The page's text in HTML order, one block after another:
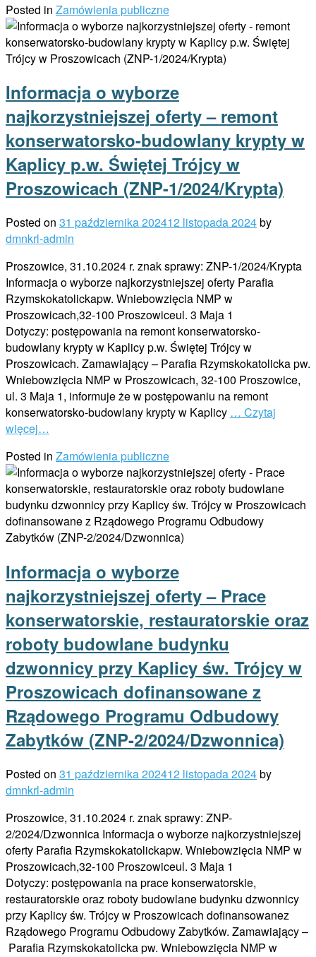
Posted in Zamówienia publiczne
Informacja o wyborze
najkorzystniejszej oferty – remont
konserwatorsko-budowlany krypty w
Kaplicy p.w. Świętej Trójcy w
Proszowicach (ZNP-1/2024/Krypta)
Posted on 31 października 202412 listopada 2024by
dmnkrl-admin
Proszowice, 31.10.2024 r. znak sprawy: ZNP-1/2024/Krypta
Informacja o wyborze najkorzystniejszej oferty Parafia
Rzymskokatolickapw. Wniebowzięcia NMP w
Proszowicach,32-100 Proszowiceul. 3 Maja 1
Dotyczy: postępowania na remont konserwatorsko-
budowlany krypty w Kaplicy p.w. Świętej Trójcy w
Proszowicach. Zamawiający – Parafia Rzymskokatolicka pw.
Wniebowzięcia NMP w Proszowicach, 32-100 Proszowice,
ul. 3 Maja 1, informuje że w postępowaniu na remont
konserwatorsko-budowlany krypty w Kaplicy … Czytaj
więcej…
Posted in Zamówienia publiczne
Informacja o wyborze
najkorzystniejszej oferty – Prace
konserwatorskie, restauratorskie oraz
roboty budowlane budynku
dzwonnicy przy Kaplicy św. Trójcy w
Proszowicach dofinansowane z
Rządowego Programu Odbudowy
Zabytków (ZNP-2/2024/Dzwonnica)
Posted on 31 października 202412 listopada 2024by
dmnkrl-admin
Proszowice, 31.10.2024 r. znak sprawy: ZNP-
2/2024/Dzwonnica Informacja o wyborze najkorzystniejszej
oferty Parafia Rzymskokatolickapw. Wniebowzięcia NMP w
Proszowicach,32-100 Proszowiceul. 3 Maja 1
Dotyczy: postępowania na prace konserwatorskie,
restauratorskie oraz roboty budowlane budynku dzwonnicy
przy Kaplicy św. Trójcy w Proszowicach dofinansowanez
Rządowego Programu Odbudowy Zabytków. Zamawiający –
Parafia Rzymskokatolicka pw. Wniebowzięcia NMP w